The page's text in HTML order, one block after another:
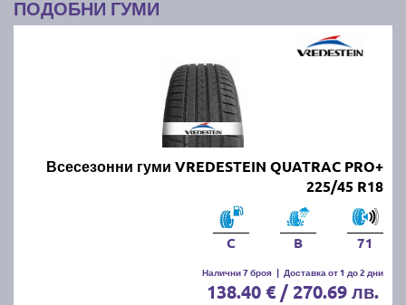
ПОДОБНИ ГУМИ
Всесезонни гуми VREDESTEIN QUATRAC PRO+
225/45 R18
C B 71
Налични 7 броя | Доставка от 1 до 2 дни
138.40 € / 270.69 лв.